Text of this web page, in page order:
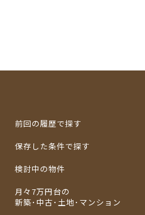
前回の履歴で探す
保存した条件で探す
検討中の物件
月々7万円台の
新築･中古･土地･マンション